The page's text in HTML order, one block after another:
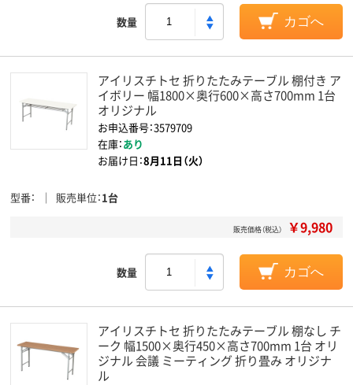
数量 カゴへ
アイリスチトセ 折りたたみテーブル 棚付き ア
イボリー 幅1800×奥行600×高さ700mm 1台
オリジナル
お申込番号：3579709
在庫：あり
お届け日：8月11日（火）
型番 販売単位 1台
販売価格（税込） ￥9,980
数量 カゴへ
アイリスチトセ 折りたたみテーブル 棚なし チ
ーク 幅1500×奥行450×高さ700mm 1台 オリ
ジナル 会議 ミーティング 折り畳み オリジナ
ル